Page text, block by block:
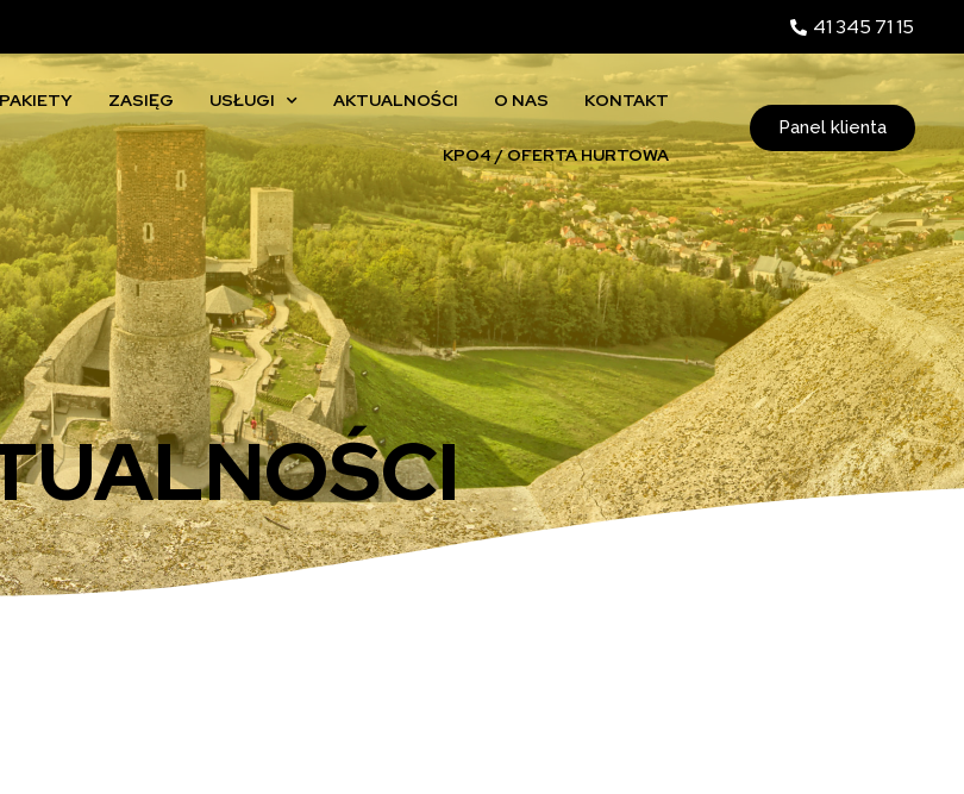
41 345 71 15
PAKIETY ZASIĘG USŁUGI AKTUALNOŚCI O NAS KONTAKT
KPO4 / OFERTA HURTOWA
Panel klienta